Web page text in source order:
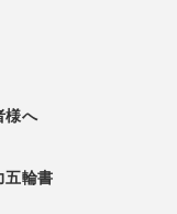
様へ
五輪書